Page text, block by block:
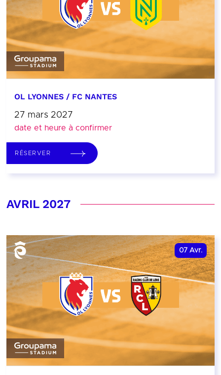
OL LYONNES / FC NANTES
27 mars 2027
date et heure à confirmer
RÉSERVER
AVRIL 2027
07 Avr.